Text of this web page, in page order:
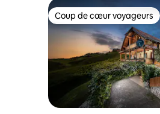
Coup de cœur voyageurs
Coup de cœur voyageurs